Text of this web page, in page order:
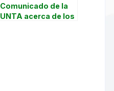
Comunicado de la
UNTA acerca de los